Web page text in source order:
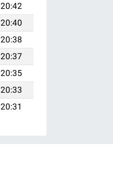
20:42
20:40
20:38
20:37
20:35
20:33
20:31